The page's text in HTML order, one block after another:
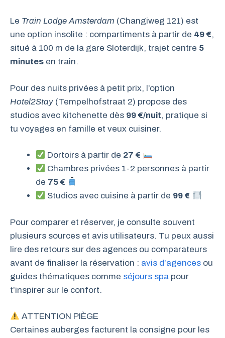
Le Train Lodge Amsterdam (Changiweg 121) est
une option insolite : compartiments à partir de 49 €,
situé à 100 m de la gare Sloterdijk, trajet centre 5
minutes en train.
Pour des nuits privées à petit prix, l’option
Hotel2Stay (Tempelhofstraat 2) propose des
studios avec kitchenette dès 99 €/nuit, pratique si
tu voyages en famille et veux cuisiner.
Dortoirs à partir de 27 €
Chambres privées 1-2 personnes à partir
de 75 €
Studios avec cuisine à partir de 99 €
Pour comparer et réserver, je consulte souvent
plusieurs sources et avis utilisateurs. Tu peux aussi
lire des retours sur des agences ou comparateurs
avant de finaliser la réservation : avis d’agences ou
guides thématiques comme séjours spa pour
t’inspirer sur le confort.
ATTENTION PIÈGE
Certaines auberges facturent la consigne pour les